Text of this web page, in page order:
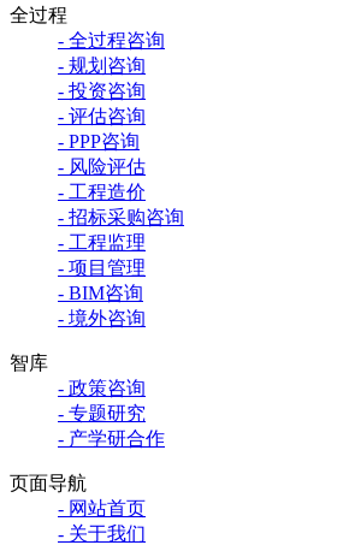
全过程
- 全过程咨询
- 规划咨询
- 投资咨询
- 评估咨询
- PPP咨询
- 风险评估
- 工程造价
- 招标采购咨询
- 工程监理
- 项目管理
- BIM咨询
- 境外咨询
智库
- 政策咨询
- 专题研究
- 产学研合作
页面导航
- 网站首页
- 关于我们